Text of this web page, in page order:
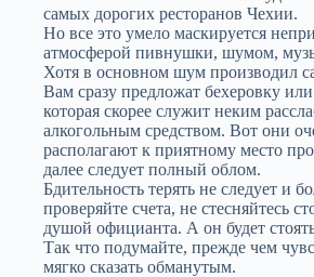
самых дорогих ресторанов Чехии.
Но все это умело маскируется
атмосферой пивнушки, шумом,
Хотя в основном шум производил
Вам сразу предложат бехеровку или
которая скорее служит неким
алкогольным средством. Вот они
располагают к приятному место
далее следует полный облом.
Бдительность терять не следует и
проверяйте счета, не стесняйтесь
душой официанта. А он будет
Так что подумайте, прежде чем
мягко сказать обманутым.